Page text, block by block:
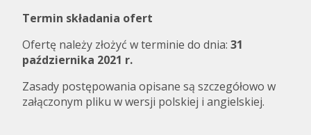
Termin składania ofert
Ofertę należy złożyć w terminie do dnia: 31
października 2021 r.
Zasady postępowania opisane są szczegółowo w
załączonym pliku w wersji polskiej i angielskiej.